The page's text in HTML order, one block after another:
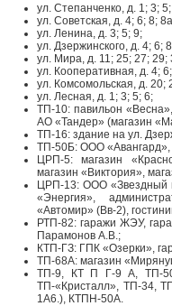
ул. Степанченко, д. 1; 3;
ул. Советская, д. 4; 6; 8;
ул. Ленина, д. 3; 5; 9;
ул. Дзержинского, д. 4; 6;
ул. Мира, д. 11; 25; 27; 29;
ул. Кооперативная, д. 4;
ул. Комсомольская, д. 20;
ул. Лесная, д. 1; 3; 5; 6;
ТП-10: павильон
АО «Тандер» (магазин
ТП-16: здание на ул.
ТП-50Б: ООО
ЦРП-5: магазин
магазин «Виктория»,
ЦРП-13: ООО «Звездный
«Энергия»,
«Автомир» (Вв-2),
РТП-82: гаражи ЖЭУ,
Парамонов А.В.;
КТП-ГЗ: ГПК «Озерки»,
ТП-68А: магазин
ТП-9, КТ П Г-9 А, ТП-
ТП-«Кристалл», ТП-34,
1А6.), КТПН-50А.